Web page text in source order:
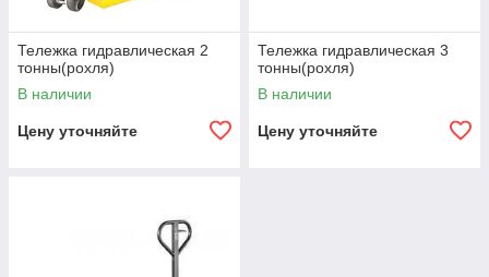
Тележка гидравлическая 2
тонны(рохля)
В наличии
Цену уточняйте
Тележка гидравлическая 3
тонны(рохля)
В наличии
Цену уточняйте